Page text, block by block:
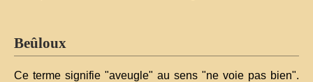
Beûloux
Ce terme signifie "aveugle" au sens "ne voie pas bien".